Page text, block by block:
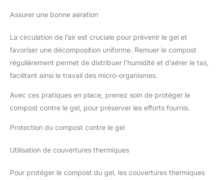
Assurer une bonne aération
La circulation de l’air est cruciale pour prévenir le gel et
favoriser une décomposition uniforme. Remuer le compost
régulièrement permet de distribuer l’humidité et d’aérer le tas,
facilitant ainsi le travail des micro-organismes.
Avec ces pratiques en place, prenez soin de protéger le
compost contre le gel, pour préserver les efforts fournis.
Protection du compost contre le gel
Utilisation de couvertures thermiques
Pour protéger le compost du gel, les couvertures thermiques